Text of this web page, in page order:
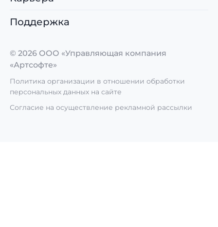
Поддержка
© 2026 ООО «Управляющая компания
«Артсофте»
Политика организации в отношении обработки
персональных данных на сайте
Согласие на осуществление рекламной рассылки